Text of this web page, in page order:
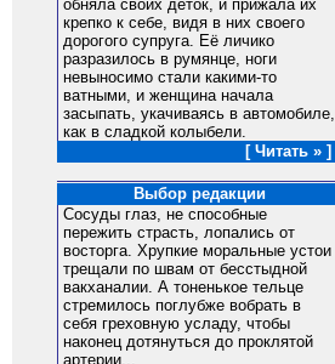
обняла своих деток, и прижала их
крепко к себе, видя в них своего
дорогого супруга. Её личико
разразилось в румянце, ноги
невыносимо стали какими-то
ватными, и женщина начала
засыпать, укачиваясь в автомобиле,
как в сладкой колыбели.
[ Читать » ]
Выбор редакции
Сосуды глаз, не способные
пережить страсть, лопались от
восторга. Хрупкие моральные устои
трещали по швам от бесстыдной
вакханалии. А тоненькое тельце
стремилось поглубже вобрать в
себя греховную усладу, чтобы
наконец дотянуться до проклятой
артерии...